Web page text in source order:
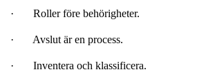
· Roller före behörigheter.
· Avslut är en process.
· Inventera och klassificera.